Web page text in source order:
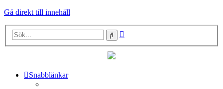
Gå direkt till innehåll
Sök
Snabblänkar